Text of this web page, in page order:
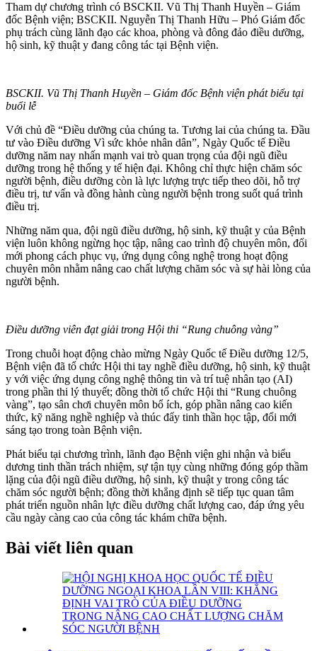
Tham dự chương trình có BSCKII. Vũ Thị Thanh Huyền – Giám
đốc Bệnh viện; BSCKII. Nguyễn Thị Thanh Hữu – Phó Giám đốc
phụ trách cùng lãnh đạo các khoa, phòng và đông đảo điều dưỡng,
hộ sinh, kỹ thuật y đang công tác tại Bệnh viện.
BSCKII. Vũ Thị Thanh Huyền – Giám đốc Bệnh viện phát biểu tại
buổi lễ
Với chủ đề “Điều dưỡng của chúng ta. Tương lai của chúng ta. Đầu
tư vào Điều dưỡng Vì sức khỏe nhân dân”, Ngày Quốc tế Điều
dưỡng năm nay nhấn mạnh vai trò quan trọng của đội ngũ điều
dưỡng trong hệ thống y tế hiện đại. Không chỉ thực hiện chăm sóc
người bệnh, điều dưỡng còn là lực lượng trực tiếp theo dõi, hỗ trợ
điều trị, tư vấn và đồng hành cùng người bệnh trong suốt quá trình
điều trị.
Những năm qua, đội ngũ điều dưỡng, hộ sinh, kỹ thuật y của Bệnh
viện luôn không ngừng học tập, nâng cao trình độ chuyên môn, đổi
mới phong cách phục vụ, ứng dụng công nghệ trong hoạt động
chuyên môn nhằm nâng cao chất lượng chăm sóc và sự hài lòng của
người bệnh.
Điều dưỡng viên đạt giải trong Hội thi “Rung chuông vàng”
Trong chuỗi hoạt động chào mừng Ngày Quốc tế Điều dưỡng 12/5,
Bệnh viện đã tổ chức Hội thi tay nghề điều dưỡng, hộ sinh, kỹ thuật
y với việc ứng dụng công nghệ thông tin và trí tuệ nhân tạo (AI)
trong phần thi lý thuyết; đồng thời tổ chức Hội thi “Rung chuông
vàng”, tạo sân chơi chuyên môn bổ ích, góp phần nâng cao kiến
thức, kỹ năng nghề nghiệp và thúc đẩy tinh thần học tập, đổi mới
sáng tạo trong toàn Bệnh viện.
Phát biểu tại chương trình, lãnh đạo Bệnh viện ghi nhận và biểu
dương tinh thần trách nhiệm, sự tận tụy cùng những đóng góp thầm
lặng của đội ngũ điều dưỡng, hộ sinh, kỹ thuật y trong công tác
chăm sóc người bệnh; đồng thời khẳng định sẽ tiếp tục quan tâm
phát triển nguồn nhân lực điều dưỡng chất lượng cao, đáp ứng yêu
cầu ngày càng cao của công tác khám chữa bệnh.
Bài viết liên quan